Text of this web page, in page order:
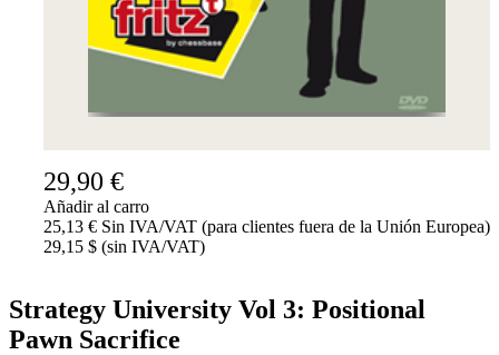
Login
CARRO DE LA COMPRA
PRODUCTO
0,00 €
✔
29,90 €
Añadir al carro
25,13 € Sin IVA/VAT (para clientes fuera de la Unión Europea)
29,15 $ (sin IVA/VAT)
Strategy University Vol 3: Positional
Pawn Sacrifice